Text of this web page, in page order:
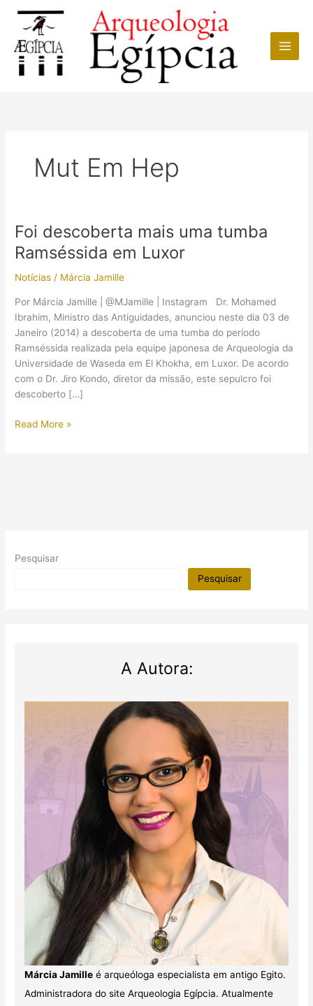
conteúdo
Mut Em Hep
Foi descoberta mais uma tumba
Ramséssida em Luxor
Notícias / Márcia Jamille
Por Márcia Jamille | @MJamille | Instagram Dr. Mohamed
Ibrahim, Ministro das Antiguidades, anunciou neste dia 03 de
Janeiro (2014) a descoberta de uma tumba do período
Ramséssida realizada pela equipe japonesa de Arqueologia da
Universidade de Waseda em El Khokha, em Luxor. De acordo
com o Dr. Jiro Kondo, diretor da missão, este sepulcro foi
descoberto […]
Foi
Read More »
Pesquisar
Pesquisar
A Autora:
Márcia Jamilleé arqueóloga especialista em antigo Egito.
Administradora do site Arqueologia Egípcia. Atualmente